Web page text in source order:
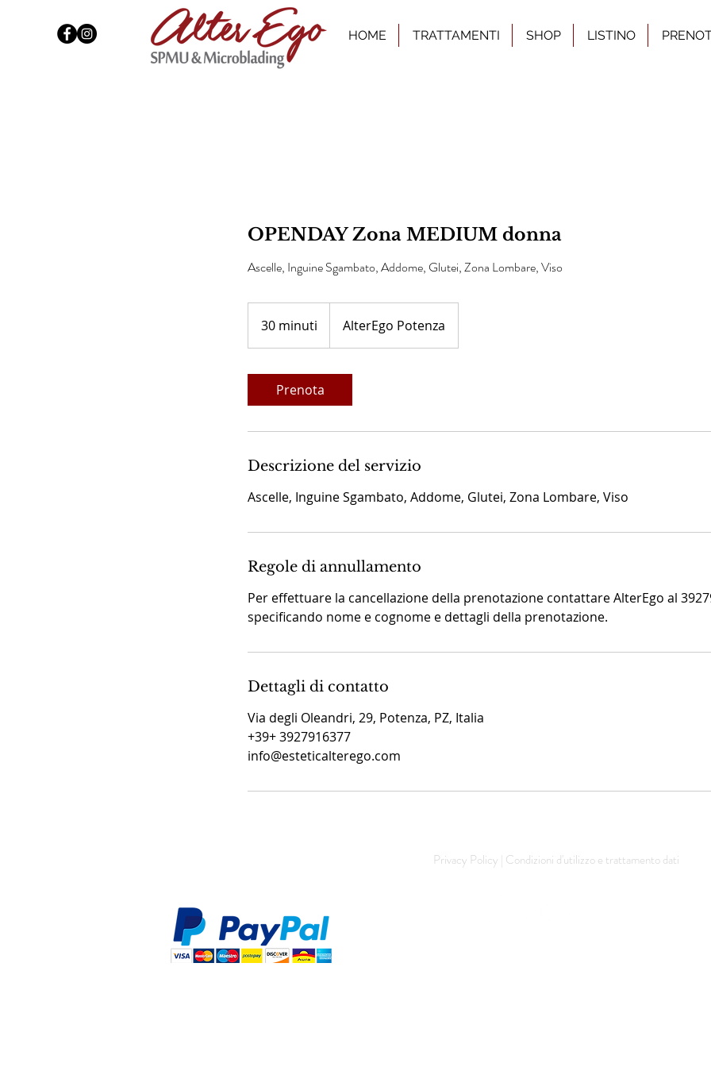
HOME TRATTAMENTI SHOP LISTINO
OPENDAY Zona MEDIUM donna
Ascelle, Inguine Sgambato, Addome, Glutei, Zona Lombare, Viso
30 minuti
0
n
i
AlterEgo Potenza
Prenota
Descrizione del servizio
Ascelle, Inguine Sgambato, Addome, Glutei, Zona Lombare, Viso
Regole di annullamento
Per effettuare la cancellazione della prenotazione contattare AlterEgo al
specificando nome e cognome e dettagli della prenotazione.
Dettagli di contatto
Via degli Oleandri, 29, Potenza, PZ, Italia
+39+ 3927916377
info@esteticalterego.com
Privacy Policy | Condizioni d'utilizzo e trattamento dati